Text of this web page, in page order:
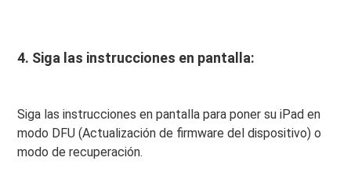
4. Siga las instrucciones en pantalla:
Siga las instrucciones en pantalla para poner su iPad en
modo DFU (Actualización de firmware del dispositivo) o
modo de recuperación.